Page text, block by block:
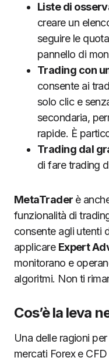
Liste di
creare un
seguire le
pannello di
Trading con
consente ai
solo clic e
secondaria,
rapide. È
Trading dal
di fare trading
MetaTrader è
funzionalità di
consente agli utenti
applicare Expert
monitorano e
algoritmi. Non ti
Cos’è la leva
Una delle ragioni
mercati Forex e